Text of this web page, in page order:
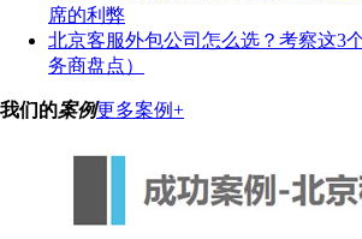
席的利弊
北京客服外包公司怎么选？考察这3
务商盘点）
我们的案例更多案例+